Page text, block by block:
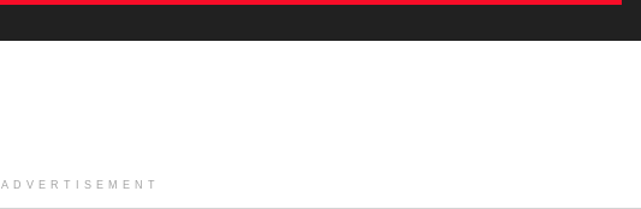
ADVERTISEMENT